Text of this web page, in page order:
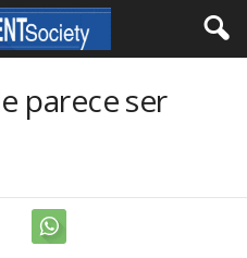
parece ser